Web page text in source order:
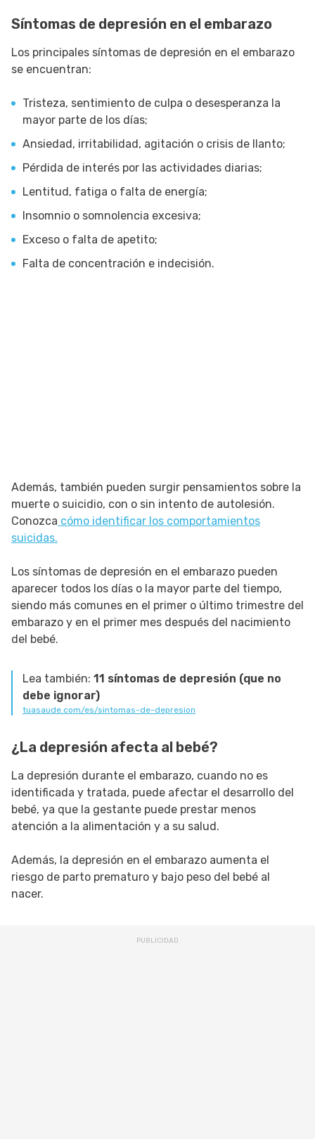
Síntomas de depresión en el embarazo
Los principales síntomas de depresión en el embarazo
se encuentran:
Tristeza, sentimiento de culpa o desesperanza la
mayor parte de los días;
Ansiedad, irritabilidad, agitación o crisis de llanto;
Pérdida de interés por las actividades diarias;
Lentitud, fatiga o falta de energía;
Insomnio o somnolencia excesiva;
Exceso o falta de apetito;
Falta de concentración e indecisión.
Además, también pueden surgir pensamientos sobre la
muerte o suicidio, con o sin intento de autolesión.
Conozca cómo identificar los comportamientos
suicidas.
Los síntomas de depresión en el embarazo pueden
aparecer todos los días o la mayor parte del tiempo,
siendo más comunes en el primer o último trimestre del
embarazo y en el primer mes después del nacimiento
del bebé.
Lea también: 11 síntomas de depresión (que no
debe ignorar)
tuasaude.com/es/sintomas-de-depresion
¿La depresión afecta al bebé?
La depresión durante el embarazo, cuando no es
identificada y tratada, puede afectar el desarrollo del
bebé, ya que la gestante puede prestar menos
atención a la alimentación y a su salud.
Además, la depresión en el embarazo aumenta el
riesgo de parto prematuro y bajo peso del bebé al
nacer.